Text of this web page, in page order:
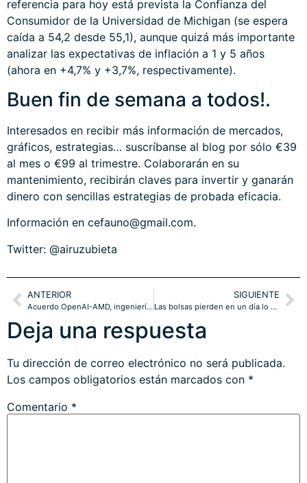
referencia para hoy está prevista la Confianza del
Consumidor de la Universidad de Michigan (se espera
caída a 54,2 desde 55,1), aunque quizá más importante
analizar las expectativas de inflación a 1 y 5 años
(ahora en +4,7% y +3,7%, respectivamente).
Buen fin de semana a todos!.
Interesados en recibir más información de mercados,
gráficos, estrategias… suscríbanse al blog por sólo €39
al mes o €99 al trimestre. Colaborarán en su
mantenimiento, recibirán claves para invertir y ganarán
dinero con sencillas estrategias de probada eficacia.
Información en cefauno@gmail.com.
Twitter: @airuzubieta
ANTERIOR
Acuerdo OpenAI-AMD, ingeniería financiera basada en «GPUs por Warrants».
SIGUIENTE
Las bolsas pierden en un día lo ganado en un mes, mes de gran inversión de manos débiles.
Deja una respuesta
Tu dirección de correo electrónico no será publicada.
Los campos obligatorios están marcados con *
Comentario *